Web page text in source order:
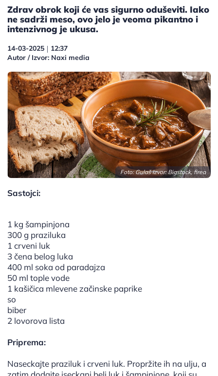
Zdrav obrok koji će vas sigurno oduševiti. Iako
ne sadrži meso, ovo jelo je veoma pikantno i
intenzivnog je ukusa.
14-03-2025 | 12:37
Autor / Izvor: Naxi media
Foto: Gulaš Izvor: Bigstock, firea
Sastojci:
1 kg šampinjona
300 g praziluka
1 crveni luk
3 čena belog luka
400 ml soka od paradajza
50 ml tople vode
1 kašičica mlevene začinske paprike
so
biber
2 lovorova lista
Priprema:
Naseckajte praziluk i crveni luk. Propržite ih na ulju, a